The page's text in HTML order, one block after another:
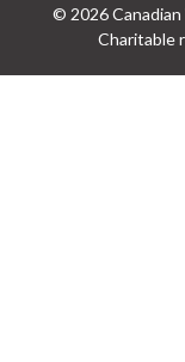
© 2026
Charitable